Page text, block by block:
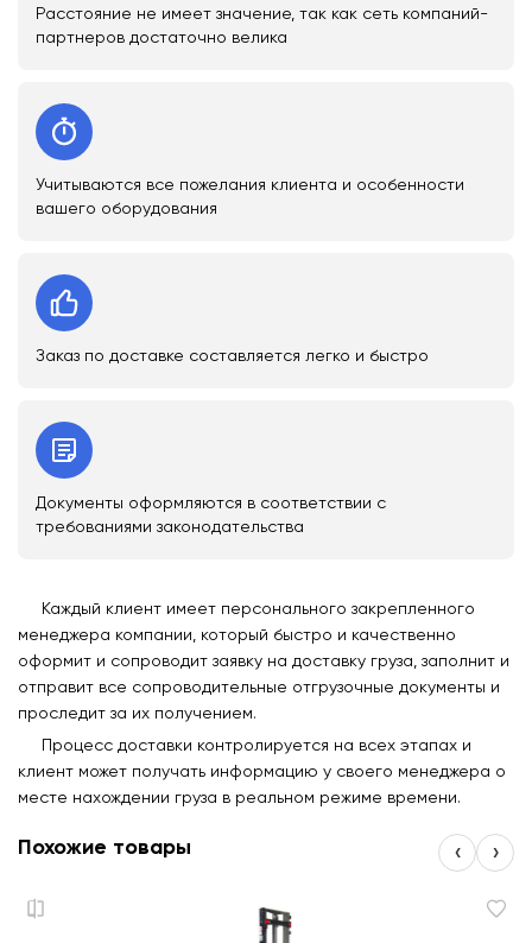
Расстояние не имеет значение, так как сеть компаний-
партнеров достаточно велика
Учитываются все пожелания клиента и особенности
вашего оборудования
Заказ по доставке составляется легко и быстро
Документы оформляются в соответствии с
требованиями законодательства
Каждый клиент имеет персонального закрепленного
менеджера компании, который быстро и качественно
оформит и сопроводит заявку на доставку груза, заполнит и
отправит все сопроводительные отгрузочные документы и
проследит за их получением.
Процесс доставки контролируется на всех этапах и
клиент может получать информацию у своего менеджера о
месте нахождении груза в реальном режиме времени.
Похожие товары ‹ ›